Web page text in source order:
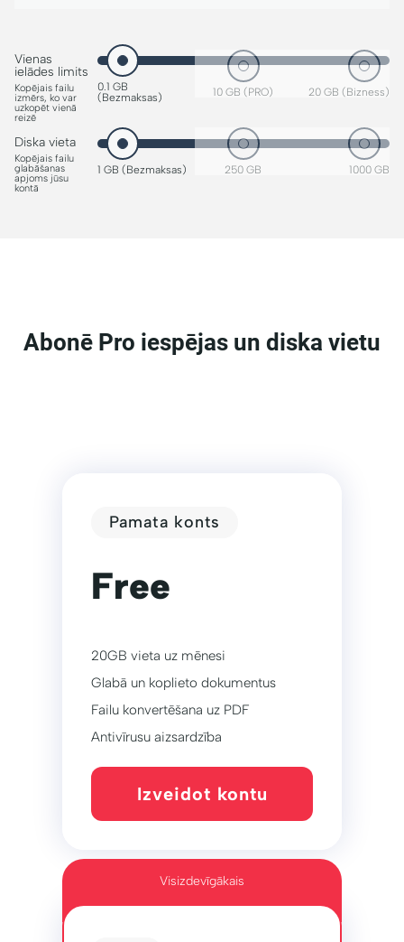
Vienas
ielādes limits
Kopējais failu
izmērs, ko var
uzkopēt vienā
reizē
0.1 GB
(Bezmaksas)
10 GB (PRO) 20 GB (Bizness)
Diska vieta
Kopējais failu
glabāšanas
apjoms jūsu
kontā
1 GB (Bezmaksas) 250 GB 1000 GB
Abonē Pro iespējas un diska vietu
Pamata konts
Free
20GB vieta uz mēnesi
Glabā un koplieto dokumentus
Failu konvertēšana uz PDF
Antivīrusu aizsardzība
Izveidot kontu
Visizdevīgākais